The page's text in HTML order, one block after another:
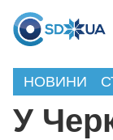
НОВИНИ
У